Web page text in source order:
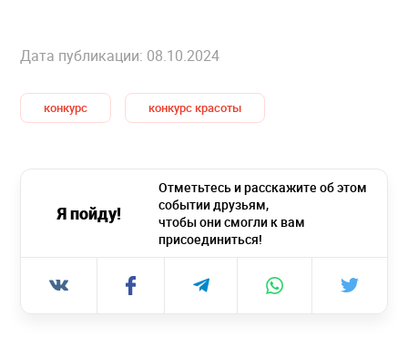
Дата публикации: 08.10.2024
конкурс конкурс красоты
Я пойду!
Отметьтесь и расскажите об этом
событии друзьям,
чтобы они смогли к вам
присоединиться!